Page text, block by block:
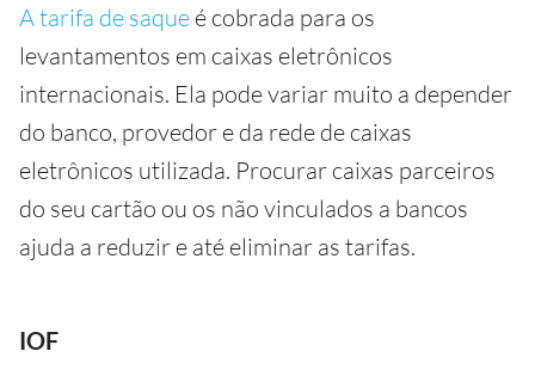
A tarifa de saque é cobrada para os
levantamentos em caixas eletrônicos
internacionais. Ela pode variar muito a depender
do banco, provedor e da rede de caixas
eletrônicos utilizada. Procurar caixas parceiros
do seu cartão ou os não vinculados a bancos
ajuda a reduzir e até eliminar as tarifas.
IOF